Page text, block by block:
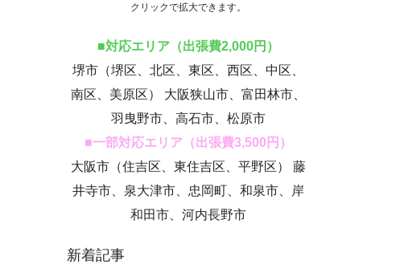
クリックで拡大できます。
■対応エリア（出張費2,000円）
堺市（堺区、北区、東区、西区、中区、
南区、美原区） 大阪狭山市、富田林市、
羽曳野市、高石市、松原市
■一部対応エリア（出張費3,500円）
大阪市（住吉区、東住吉区、平野区） 藤
井寺市、泉大津市、忠岡町、和泉市、岸
和田市、河内長野市
新着記事